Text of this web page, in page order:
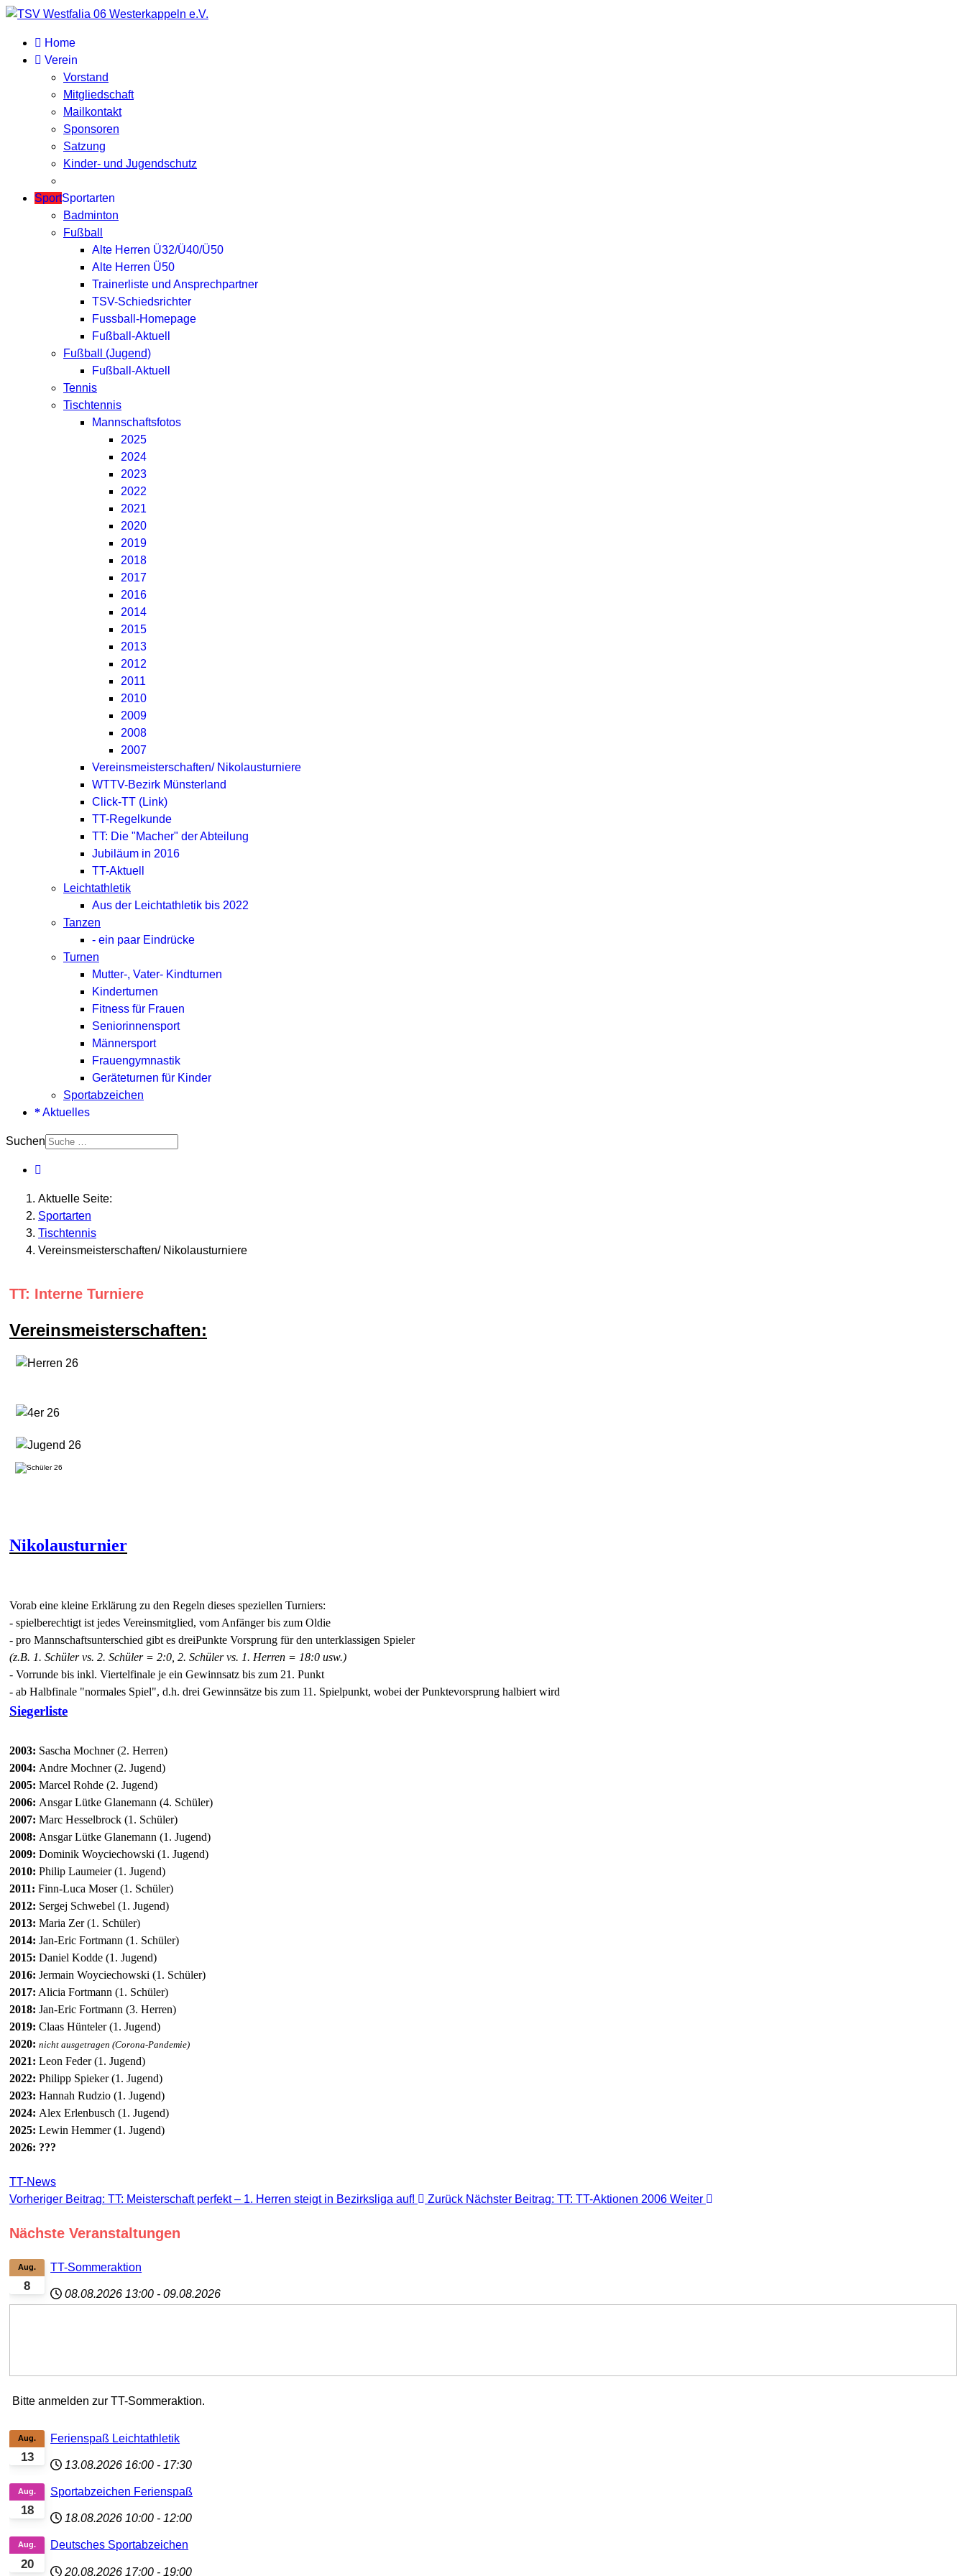
Home
Verein
Vorstand
Mitgliedschaft
Mailkontakt
Sponsoren
Satzung
Kinder- und Jugendschutz
SportSportarten
Badminton
Fußball
Alte Herren Ü32/Ü40/Ü50
Alte Herren Ü50
Trainerliste und Ansprechpartner
TSV-Schiedsrichter
Fussball-Homepage
Fußball-Aktuell
Fußball (Jugend)
Fußball-Aktuell
Tennis
Tischtennis
Mannschaftsfotos
2025
2024
2023
2022
2021
2020
2019
2018
2017
2016
2014
2015
2013
2012
2011
2010
2009
2008
2007
Vereinsmeisterschaften/ Nikolausturniere
WTTV-Bezirk Münsterland
Click-TT (Link)
TT-Regelkunde
TT: Die "Macher" der Abteilung
Jubiläum in 2016
TT-Aktuell
Leichtathletik
Aus der Leichtathletik bis 2022
Tanzen
- ein paar Eindrücke
Turnen
Mutter-, Vater- Kindturnen
Kinderturnen
Fitness für Frauen
Seniorinnensport
Männersport
Frauengymnastik
Geräteturnen für Kinder
Sportabzeichen
Aktuelles
Suchen
Aktuelle Seite:
Sportarten
Tischtennis
Vereinsmeisterschaften/ Nikolausturniere
TT: Interne Turniere
Vereinsmeisterschaften:
Nikolausturnier
Vorab eine kleine Erklärung zu den Regeln dieses speziellen Turniers:
- spielberechtigt ist jedes Vereinsmitglied, vom Anfänger bis zum Oldie
- pro Mannschaftsunterschied gibt es dreiPunkte Vorsprung für den unterklassigen Spieler
(z.B. 1. Schüler vs. 2. Schüler = 2:0, 2. Schüler vs. 1. Herren = 18:0 usw.)
- Vorrunde bis inkl. Viertelfinale je ein Gewinnsatz bis zum 21. Punkt
- ab Halbfinale "normales Spiel", d.h. drei Gewinnsätze bis zum 11. Spielpunkt, wobei der Punktevorsprung halbiert wird
Siegerliste
2003: Sascha Mochner (2. Herren)
2004: Andre Mochner (2. Jugend)
2005: Marcel Rohde (2. Jugend)
2006: Ansgar Lütke Glanemann (4. Schüler)
2007: Marc Hesselbrock (1. Schüler)
2008: Ansgar Lütke Glanemann (1. Jugend)
2009: Dominik Woyciechowski (1. Jugend)
2010: Philip Laumeier (1. Jugend)
2011: Finn-Luca Moser (1. Schüler)
2012: Sergej Schwebel (1. Jugend)
2013: Maria Zer (1. Schüler)
2014: Jan-Eric Fortmann (1. Schüler)
2015: Daniel Kodde (1. Jugend)
2016: Jermain Woyciechowski (1. Schüler)
2017: Alicia Fortmann (1. Schüler)
2018: Jan-Eric Fortmann (3. Herren)
2019: Claas Hünteler (1. Jugend)
2020: nicht ausgetragen (Corona-Pandemie)
2021: Leon Feder (1. Jugend)
2022: Philipp Spieker (1. Jugend)
2023: Hannah Rudzio (1. Jugend)
2024: Alex Erlenbusch (1. Jugend)
2025: Lewin Hemmer (1. Jugend)
2026: ???
TT-News
Vorheriger Beitrag: TT: Meisterschaft perfekt – 1. Herren steigt in Bezirksliga auf!
Zurück Nächster Beitrag: TT: TT-Aktionen 2006 Weiter
Nächste Veranstaltungen
8
Aug. TT-Sommeraktion
08.08.2026 13:00 - 09.08.2026
Bitte anmelden zur TT-Sommeraktion.
13
Aug. Ferienspaß Leichtathletik
13.08.2026 16:00 - 17:30
18
Aug. Sportabzeichen Ferienspaß
18.08.2026 10:00 - 12:00
20
Aug. Deutsches Sportabzeichen
20.08.2026 17:00 - 19:00